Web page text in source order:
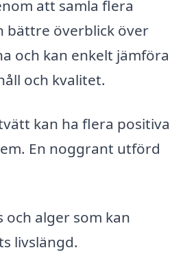
att samla flera
bättre överblick över
och kan enkelt jämföra
och kvalitet.
kan ha flera positiva
En noggrant utförd
och alger som kan
livslängd.